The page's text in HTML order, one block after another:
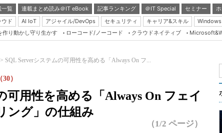
一覧 連載まとめ読み＠IT eBook 記事ランキング ＠IT Special セミナー
ウド
AI IoT アジャイル/DevOps セキュリティ キャリア&スキル Windows
Server &
Java Agile
Database
作り動かし守り生かす ローコード/ノーコード クラウドネイティブ
SQL Serverシステムの可用性を高める「Always On フ...
可用性を高める「Always On フェイ
ング」の仕組み
）
（1/2 ページ）